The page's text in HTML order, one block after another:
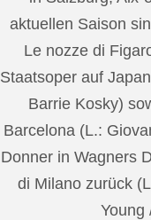
aktuellen Saison
Le nozze di
Staatsoper auf
Barrie Kosky)
Barcelona (L.:
Donner in Wagners
di Milano zurück
Young